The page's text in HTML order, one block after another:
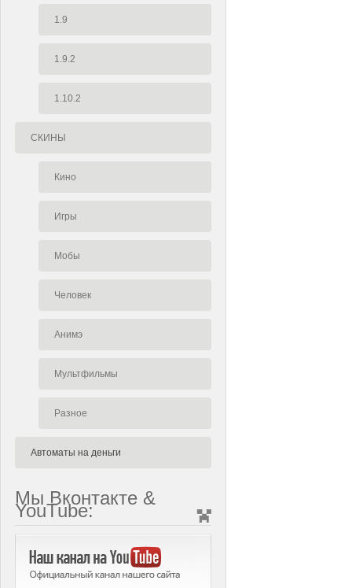
1.9
1.9.2
1.10.2
СКИНЫ
Кино
Игры
Мобы
Человек
Анимэ
Мультфильмы
Разное
Автоматы на деньги
Мы Вконтакте &
YouTube: